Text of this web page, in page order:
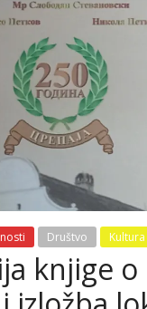
Društvo Kultura
knjige